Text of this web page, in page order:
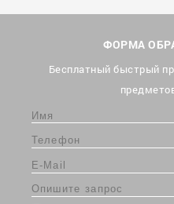
ФОРМА
Бесплатный быстрый